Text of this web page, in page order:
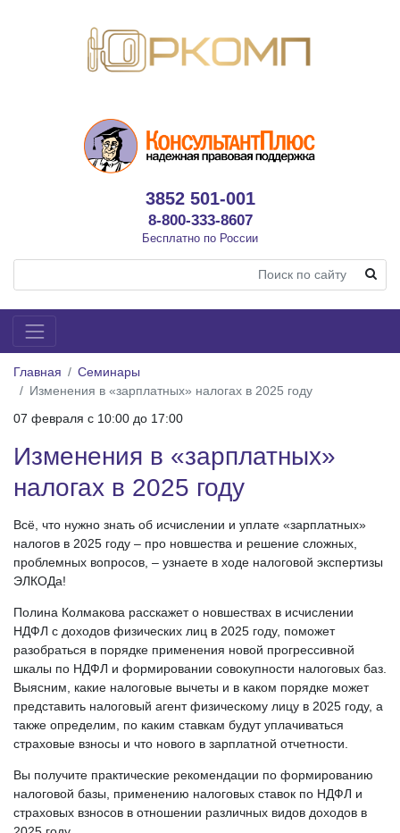
3852 501-001
8-800-333-8607
Бесплатно по России
Главная
Семинары
Изменения в «зарплатных» налогах в 2025 году
07 февраля c 10:00 до 17:00
Изменения в «зарплатных»
налогах в 2025 году
Всё, что нужно знать об исчислении и уплате «зарплатных»
налогов в 2025 году – про новшества и решение сложных,
проблемных вопросов, – узнаете в ходе налоговой экспертизы
ЭЛКОДа!
Полина Колмакова расскажет о новшествах в исчислении
НДФЛ с доходов физических лиц в 2025 году, поможет
разобраться в порядке применения новой прогрессивной
шкалы по НДФЛ и формировании совокупности налоговых баз.
Выясним, какие налоговые вычеты и в каком порядке может
представить налоговый агент физическому лицу в 2025 году, а
также определим, по каким ставкам будут уплачиваться
страховые взносы и что нового в зарплатной отчетности.
Вы получите практические рекомендации по формированию
налоговой базы, применению налоговых ставок по НДФЛ и
страховых взносов в отношении различных видов доходов в